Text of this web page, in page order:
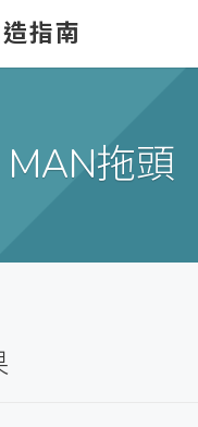
指南
MAN拖頭